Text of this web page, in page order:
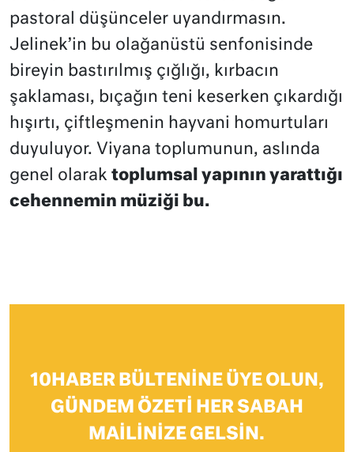
pastoral düşünceler uyandırmasın.
Jelinek’in bu olağanüstü senfonisinde
bireyin bastırılmış çığlığı, kırbacın
şaklaması, bıçağın teni keserken çıkardığı
hışırtı, çiftleşmenin hayvani homurtuları
duyuluyor. Viyana toplumunun, aslında
genel olarak toplumsal yapının yarattığı
cehennemin müziği bu.
10HABER BÜLTENINE ÜYE OLUN,
GÜNDEM ÖZETI HER SABAH
MAILINIZE GELSIN.